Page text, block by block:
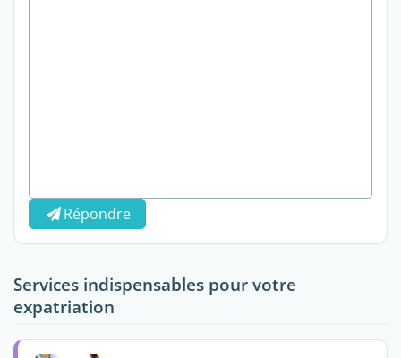
Répondre
Services indispensables pour votre
expatriation